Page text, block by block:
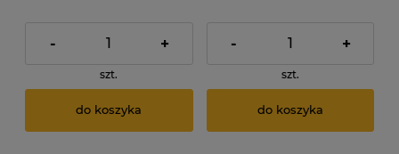
- +
szt.
do koszyka
- +
szt.
do koszyka